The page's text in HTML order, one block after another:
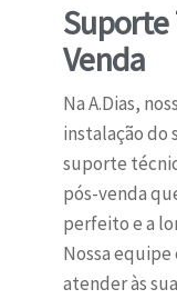
Suporte
Venda
Na A.Dias,
instalação do
suporte
pós-venda
perfeito e a
Nossa
atender às